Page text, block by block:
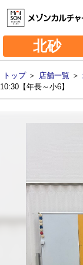
北砂
トップ＞ 店舗一覧 ＞
10:30【年長～小6】